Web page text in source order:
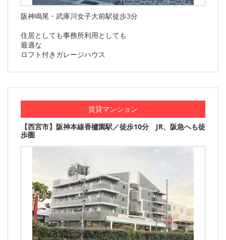
阪神鳴尾・武庫川女子大前駅徒歩3分
住居としても事務所利用としても
最適な
ロフト付きガレージハウス
賃貸マンション
【西宮市】阪神本線香櫨園駅／徒歩10分 JR、阪急へも徒
歩圏